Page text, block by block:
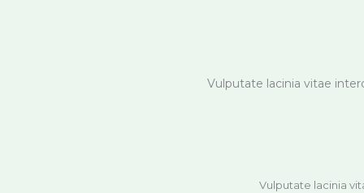
Vulputate lacinia vitae
Vulputate lacinia